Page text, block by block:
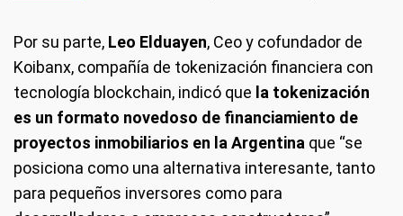
Por su parte, Leo Elduayen, Ceo y cofundador de
Koibanx, compañía de tokenización financiera con
tecnología blockchain, indicó que la tokenización
es un formato novedoso de financiamiento de
proyectos inmobiliarios en la Argentina que “se
posiciona como una alternativa interesante, tanto
para pequeños inversores como para